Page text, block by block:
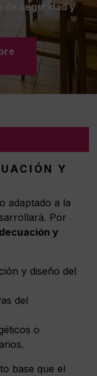
de seguridad y
Y
adaptado a la
Por
y
y diseño del
del
o
base que el